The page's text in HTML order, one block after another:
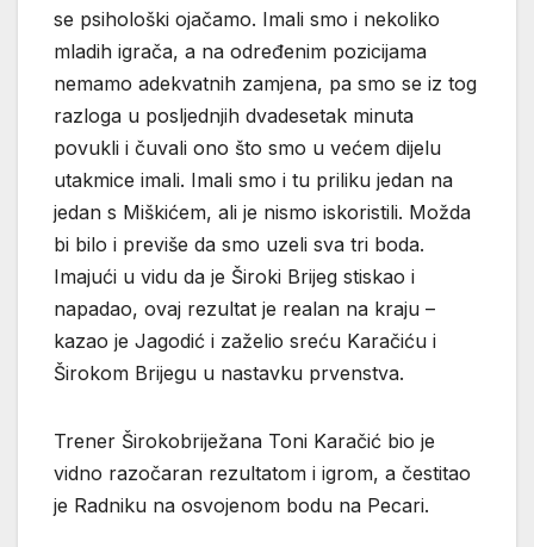
se psihološki ojačamo. Imali smo i nekoliko
mladih igrača, a na određenim pozicijama
nemamo adekvatnih zamjena, pa smo se iz tog
razloga u posljednjih dvadesetak minuta
povukli i čuvali ono što smo u većem dijelu
utakmice imali. Imali smo i tu priliku jedan na
jedan s Miškićem, ali je nismo iskoristili. Možda
bi bilo i previše da smo uzeli sva tri boda.
Imajući u vidu da je Široki Brijeg stiskao i
napadao, ovaj rezultat je realan na kraju –
kazao je Jagodić i zaželio sreću Karačiću i
Širokom Brijegu u nastavku prvenstva.
Trener Širokobriježana Toni Karačić bio je
vidno razočaran rezultatom i igrom, a čestitao
je Radniku na osvojenom bodu na Pecari.